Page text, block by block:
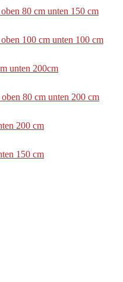
80 cm unten 150 cm
100 cm unten 100 cm
unten 200cm
80 cm unten 200 cm
200 cm
150 cm